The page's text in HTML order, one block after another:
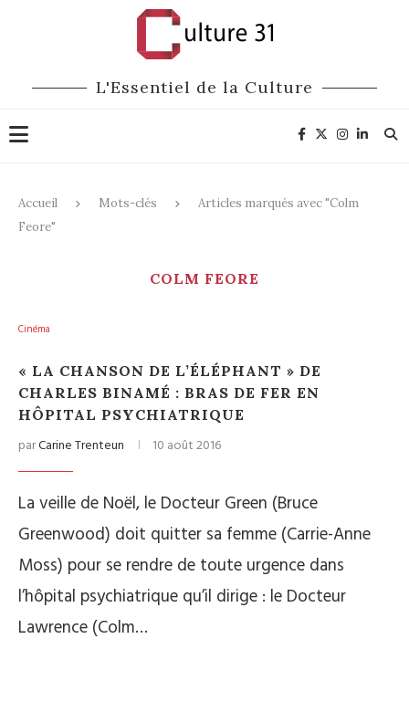
L'Essentiel de la Culture
Accueil Mots-clés
Articles marqués avec "Colm
Feore"
COLM FEORE
Cinéma
« LA CHANSON DE L’ÉLÉPHANT » DE
CHARLES BINAMÉ : BRAS DE FER EN
HÔPITAL PSYCHIATRIQUE
parCarine Trenteun 10 août 2016
La veille de Noël, le Docteur Green (Bruce
Greenwood) doit quitter sa femme (Carrie-Anne
Moss) pour se rendre de toute urgence dans
l’hôpital psychiatrique qu’il dirige : le Docteur
Lawrence (Colm…